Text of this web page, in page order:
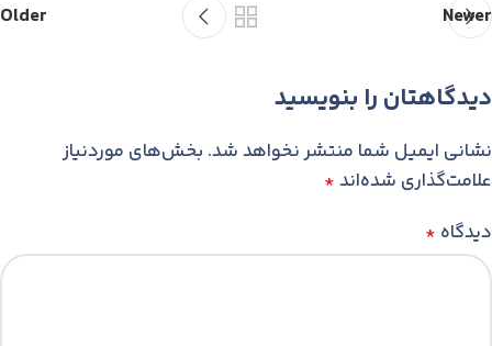
Newer
Older
دیدگاهتان را بنویسید
نشانی ایمیل شما منتشر نخواهد شد. بخش‌های موردنیاز
علامت‌گذاری شده‌اند *
دیدگاه *